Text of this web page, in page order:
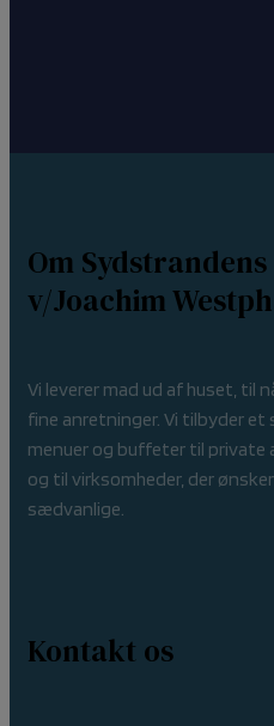
Om
v/Joachim
Vi leverer mad ud af huset, til
fine anretninger. Vi tilbyder
menuer og buffeter til private
og til virksomheder, der
sædvanlige.
Kontakt os